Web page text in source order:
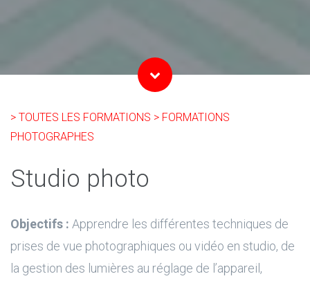
> TOUTES LES FORMATIONS > FORMATIONS
PHOTOGRAPHES
Studio photo
Objectifs : Apprendre les différentes techniques de
prises de vue photographiques ou vidéo en studio, de
la gestion des lumières au réglage de l’appareil,